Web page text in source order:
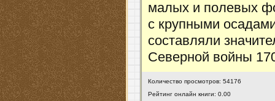
малых и полевых
с крупными
составляли
Северной войны
Количество просмотров: 54176
Рейтинг онлайн книги: 0.00